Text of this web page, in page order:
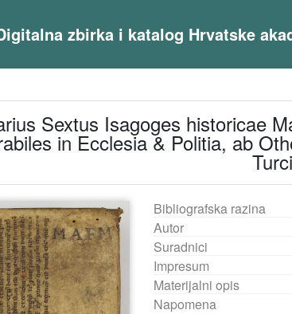
zbirka i katalog Hrvatske
Sextus Isagoges historicae
in Ecclesia & Politia, ab
Bibliografska razina
Autor
Suradnici
Impresum
Materijalni opis
Napomena